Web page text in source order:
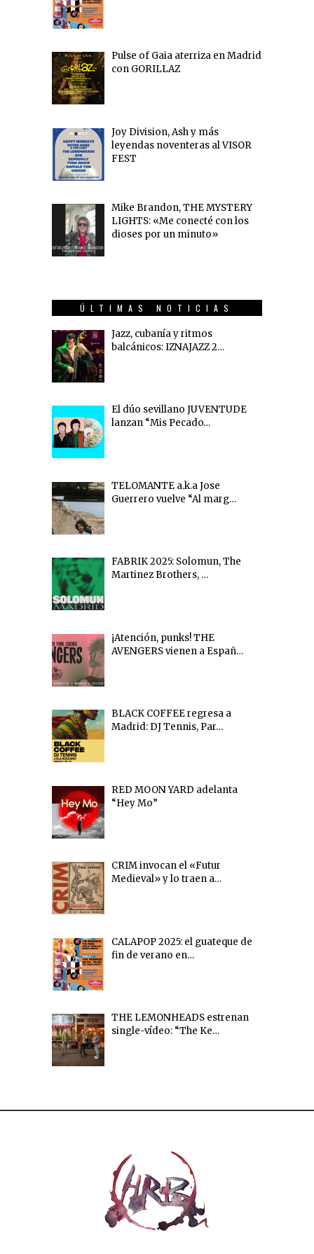
Pulse of Gaia aterriza en Madrid
con GORILLAZ
Joy Division, Ash y más
leyendas noventeras al VISOR
FEST
Mike Brandon, THE MYSTERY
LIGHTS: «Me conecté con los
dioses por un minuto»
ÚLTIMAS NOTICIAS
Jazz, cubanía y ritmos
balcánicos: IZNAJAZZ 2…
El dúo sevillano JUVENTUDE
lanzan “Mis Pecado…
TELOMANTE a.k.a Jose
Guerrero vuelve “Al marg…
FABRIK 2025: Solomun, The
Martinez Brothers, …
¡Atención, punks! THE
AVENGERS vienen a Españ…
BLACK COFFEE regresa a
Madrid: DJ Tennis, Par…
RED MOON YARD adelanta
“Hey Mo”
CRIM invocan el «Futur
Medieval» y lo traen a…
CALAPOP 2025: el guateque de
fin de verano en…
THE LEMONHEADS estrenan
single-vídeo: “The Ke…